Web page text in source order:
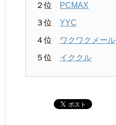
２位 PCMAX
３位 YYC
４位 ワクワクメール
５位 イククル